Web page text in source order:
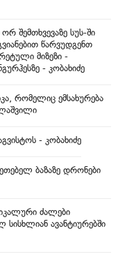
შემთხვევაზე სუს-ში
წარვუდგენთ
მიზეზი -
- კობახიძე
რომელიც ემსახურება
- კობახიძე
ბაზაზე დრონები
ძალები
სისხლიან ავანტიურებში